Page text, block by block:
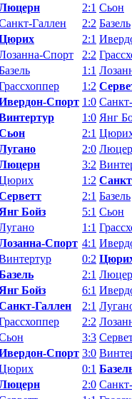
2:1 Сьон
Галлен
2:2 Базель
2:1
Спорт
2:2
1:1
1:2
Спорт 1:0
1:0 Янг
2:1
2:0
3:2
1:2
2:1 Базель
Янг Бойз
5:1 Сьон
1:1
Спорт 4:1
0:2
2:1
Янг Бойз
6:1
Галлен
2:1
2:2
3:3
Спорт 3:0
0:1
2:0